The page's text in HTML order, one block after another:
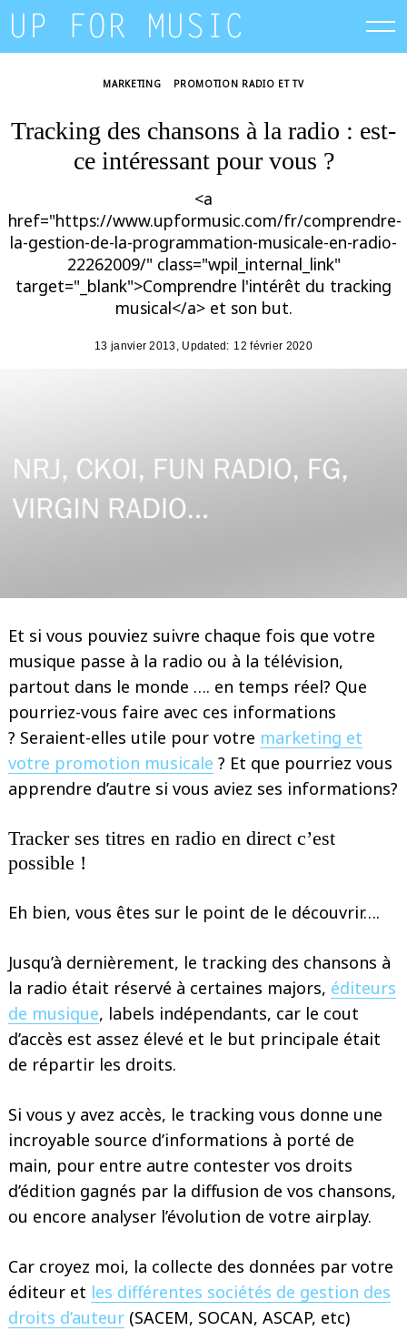
Skip
to
MARKETING PROMOTION RADIO ET TV
Tracking des chansons à la radio : est-
ce intéressant pour vous ?
<a
href="https://www.upformusic.com/fr/comprendre-
la-gestion-de-la-programmation-musicale-en-radio-
22262009/" class="wpil_internal_link"
target="_blank">Comprendre l'intérêt du tracking
musical</a> et son but.
13 janvier 2013 , Updated: 12 février 2020
Et si vous pouviez suivre chaque fois que votre
musique passe à la radio ou à la télévision,
partout dans le monde …. en temps réel? Que
pourriez-vous faire avec ces informations
? Seraient-elles utile pour votre marketing et
votre promotion musicale ? Et que pourriez vous
apprendre d’autre si vous aviez ses informations?
Tracker ses titres en radio en direct c’est
possible !
Eh bien, vous êtes sur le point de le découvrir….
Jusqu’à dernièrement, le tracking des chansons à
la radio était réservé à certaines majors, éditeurs
de musique, labels indépendants, car le cout
d’accès est assez élevé et le but principale était
de répartir les droits.
Si vous y avez accès, le tracking vous donne une
incroyable source d’informations à porté de
main, pour entre autre contester vos droits
d’édition gagnés par la diffusion de vos chansons,
ou encore analyser l’évolution de votre airplay.
Car croyez moi, la collecte des données par votre
éditeur et les différentes sociétés de gestion des
droits d’auteur (SACEM, SOCAN, ASCAP, etc)